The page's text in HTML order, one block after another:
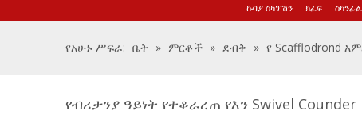
ኩባያ ስካፕሽን
ክፈፍ
የአሁኑ ሥፍራ: ቤት » ምርቶች » ደብቅ » የ Scafflodrond
የብሪታንያ ዓይነት የተቆራረጠ የእን Swivel Counder